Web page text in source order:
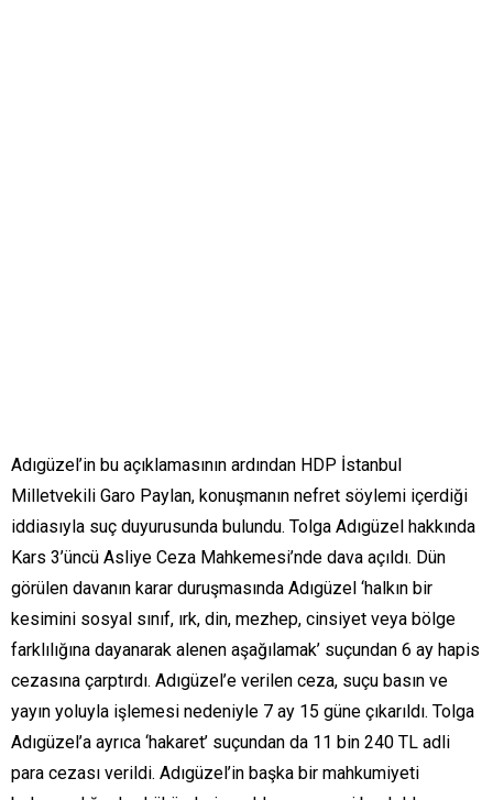
Adıgüzel’in bu açıklamasının ardından HDP İstanbul
Milletvekili Garo Paylan, konuşmanın nefret söylemi içerdiği
iddiasıyla suç duyurusunda bulundu. Tolga Adıgüzel hakkında
Kars 3’üncü Asliye Ceza Mahkemesi’nde dava açıldı. Dün
görülen davanın karar duruşmasında Adıgüzel ‘halkın bir
kesimini sosyal sınıf, ırk, din, mezhep, cinsiyet veya bölge
farklılığına dayanarak alenen aşağılamak’ suçundan 6 ay hapis
cezasına çarptırdı. Adıgüzel’e verilen ceza, suçu basın ve
yayın yoluyla işlemesi nedeniyle 7 ay 15 güne çıkarıldı. Tolga
Adıgüzel’a ayrıca ‘hakaret’ suçundan da 11 bin 240 TL adli
para cezası verildi. Adıgüzel’in başka bir mahkumiyeti